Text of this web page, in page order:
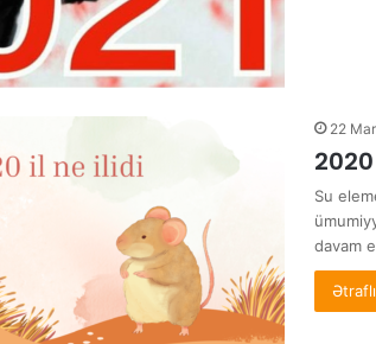
22
Su
davam
Ətraflı